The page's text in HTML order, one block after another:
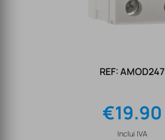
REF: AMOD247
€19.90
Inclui IVA